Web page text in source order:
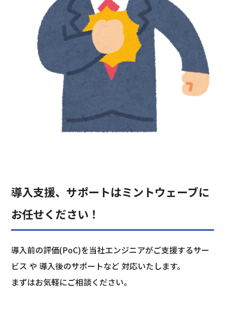
導入支援、サポートはミントウェーブに
お任せください！
導入前の評価(PoC)を当社エンジニアがご支援するサー
ビス や 導入後のサポートなど 対応いたします。
まずはお気軽にご相談ください。